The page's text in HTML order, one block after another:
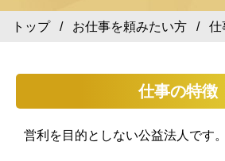
トップ/ お仕事を頼みたい方 / 仕
仕事の特徴
営利を目的としない公益法人です。